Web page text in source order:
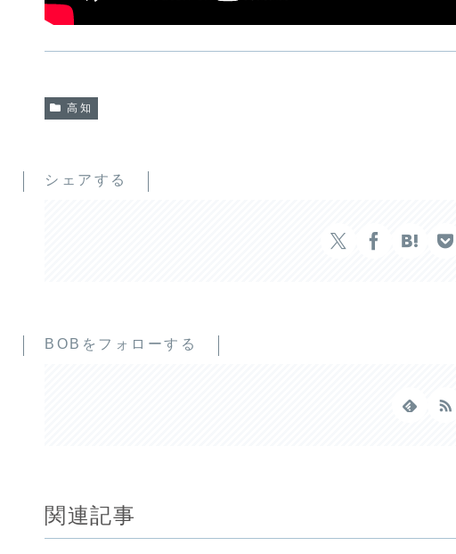
高知
シェアする
BOBをフォローする
関連記事